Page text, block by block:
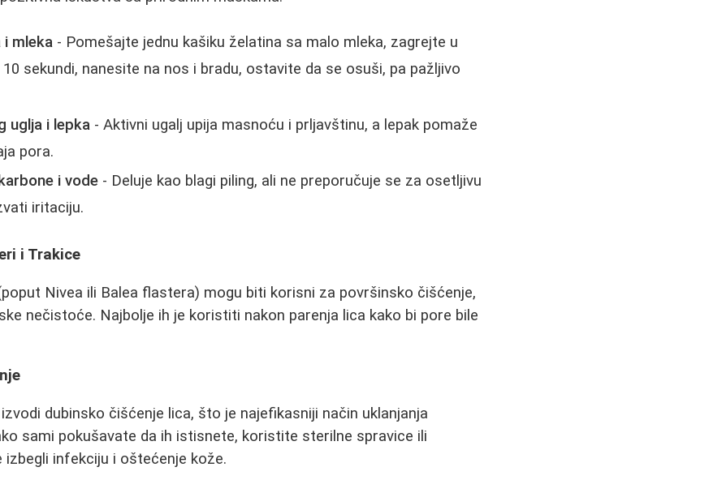
i mleka - Pomešajte jednu kašiku želatina sa malo mleka, zagrejte u
sekundi, nanesite na nos i bradu, ostavite da se osuši, pa pažljivo
uglja i lepka - Aktivni ugalj upija masnoću i prljavštinu, a lepak pomaže
pora.
i vode - Deluje kao blagi piling, ali ne preporučuje se za osetljivu
iritaciju.
i Trakice
Nivea ili Balea flastera) mogu biti korisni za površinsko čišćenje,
nečistoće. Najbolje ih je koristiti nakon parenja lica kako bi pore bile
dubinsko čišćenje lica, što je najefikasniji način uklanjanja
sami pokušavate da ih istisnete, koristite sterilne spravice ili
infekciju i oštećenje kože.